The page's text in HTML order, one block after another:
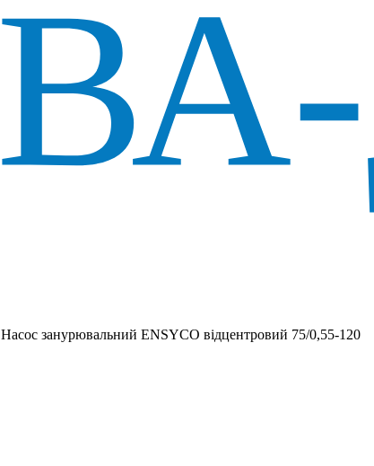
Насос занурювальний ENSYCO відцентровий 75/0,55-120